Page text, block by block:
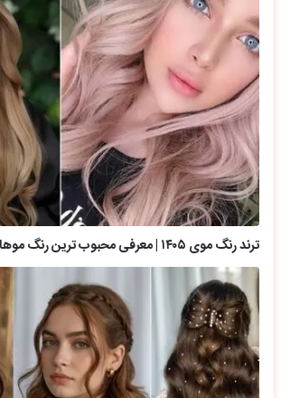
ترند رنگ موی ۱۴۰۵ | معرفی محبوب ترین رنگ موهای مد امسال